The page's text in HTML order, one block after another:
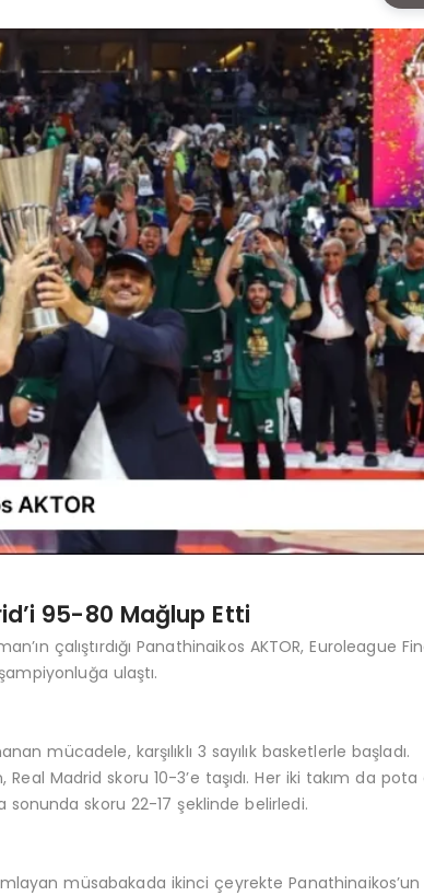
95-80 Mağlup Etti
çalıştırdığı Panathinaikos AKTOR, Euroleague
ulaştı.
mücadele, karşılıklı 3 sayılık basketlerle başladı.
Madrid skoru 10-3’e taşıdı. Her iki takım da pota
sonunda skoru 22-17 şeklinde belirledi.
müsabakada ikinci çeyrekte